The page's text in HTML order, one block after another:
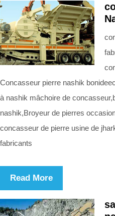
Concasseur pierre nashik
à nashik mâchoire de
nashik,Broyeur de pierres
concasseur de pierre usine de
fabricants
Read More